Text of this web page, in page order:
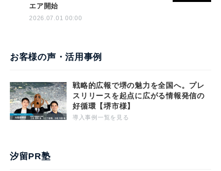
エア開始
2026.07.01 00:00
お客様の声・活用事例
戦略的広報で堺の魅力を全国へ。プレ
スリリースを起点に広がる情報発信の
好循環【堺市様】
導入事例一覧を見る
汐留PR塾